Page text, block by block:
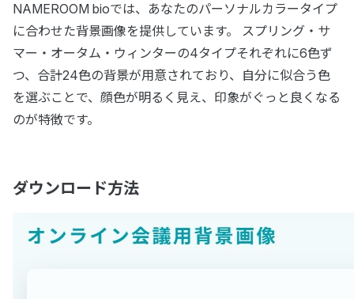
NAMEROOM bioでは、あなたのパーソナルカラータイプ
に合わせた背景画像を提供しています。 スプリング・サ
マー・オータム・ウィンターの4タイプそれぞれに6色ず
つ、合計24色の背景が用意されており、自分に似合う色
を選ぶことで、顔色が明るく見え、印象がぐっと良くなる
のが特徴です。
ダウンロード方法